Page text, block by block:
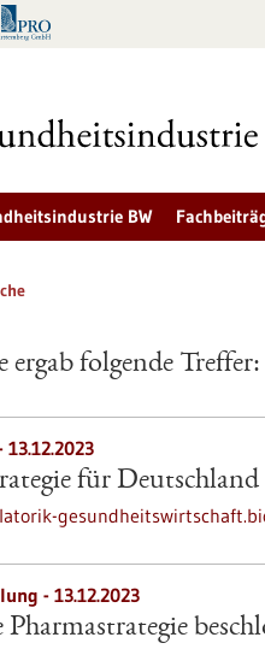
BW
ergab folgende Treffer:
für Deutschland
- 13.12.2023